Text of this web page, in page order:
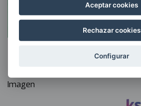
>> Volver al apartado de Proyectos
Imagen
Aceptar cookies
Rechazar cookies
Configurar